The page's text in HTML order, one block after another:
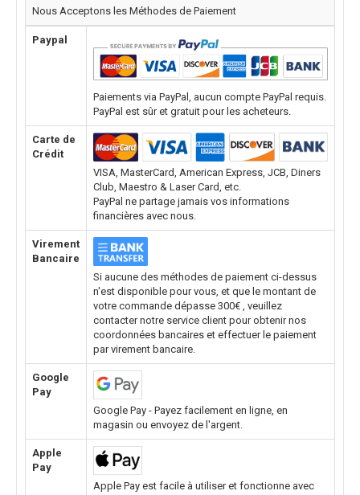
Nous Acceptons les Méthodes de Paiement
Paypal
Paiements via PayPal, aucun compte PayPal requis.
PayPal est sûr et gratuit pour les acheteurs.
Carte de
Crédit
VISA, MasterCard, American Express, JCB, Diners
Club, Maestro & Laser Card, etc.
PayPal ne partage jamais vos informations
financières avec nous.
Virement
Bancaire
Si aucune des méthodes de paiement ci-dessus
n'est disponible pour vous, et que le montant de
votre commande dépasse 300€ , veuillez
contacter notre service client pour obtenir nos
coordonnées bancaires et effectuer le paiement
par virement bancaire.
Google
Pay
Google Pay - Payez facilement en ligne, en
magasin ou envoyez de l'argent.
Apple
Pay
Apple Pay est facile à utiliser et fonctionne avec